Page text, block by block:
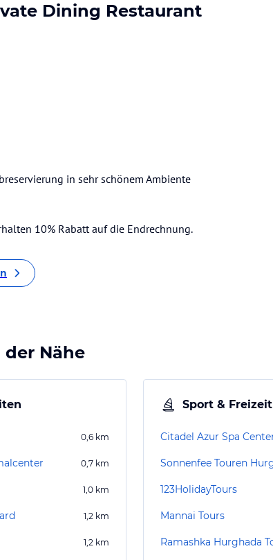
Dining Restaurant
in sehr schönem Ambiente
10% Rabatt auf die Endrechnung.
Nähe
0,6 km
0,7 km
1,0 km
1,2 km
1,2 km
Sport & Freizeit
Citadel Azur Spa
Sonnenfee Touren
123HolidayTours
Mannai Tours
Ramashka Hurghada